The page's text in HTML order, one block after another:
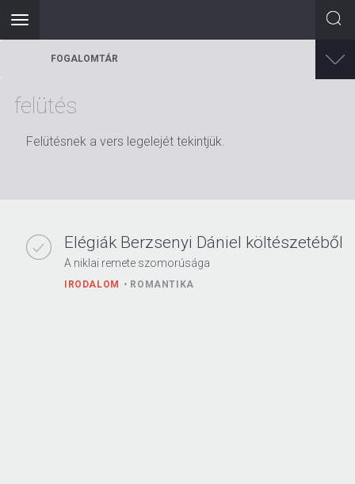
Toggle
navigation
FOGALOMTÁR
felütés
Felütésnek a vers legelejét tekintjük.
Elégiák Berzsenyi Dániel költészetéből
A niklai remete szomorúsága
IRODALOM ROMANTIKA